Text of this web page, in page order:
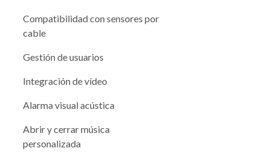
Compatibilidad con sensores por
cable
Gestión de usuarios
Integración de vídeo
Alarma visual acústica
Abrir y cerrar música
personalizada